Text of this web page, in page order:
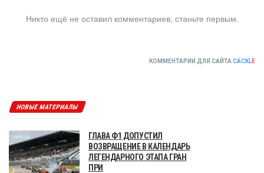
Никто ещё не оставил комментариев, станьте первым.
КОММЕНТАРИИ ДЛЯ САЙТА CACKLE
НОВЫЕ МАТЕРИАЛЫ
ГЛАВА Ф1 ДОПУСТИЛ
ВОЗВРАЩЕНИЕ В КАЛЕНДАРЬ
ЛЕГЕНДАРНОГО ЭТАПА ГРАН
ПРИ